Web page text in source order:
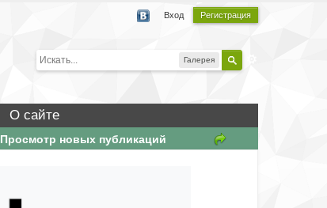
Вход Регистрация
Галерея
О сайте
Просмотр новых публикаций